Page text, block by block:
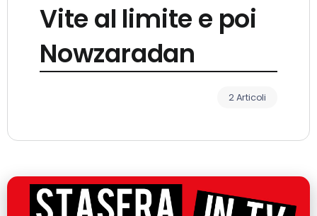
Vite al limite e poi
Nowzaradan
2 Articoli